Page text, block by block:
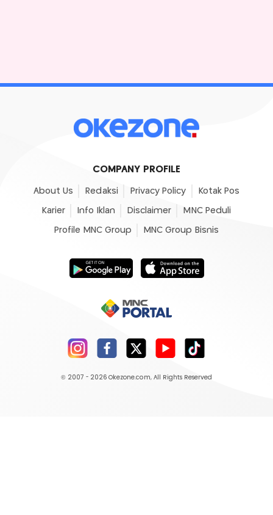
COMPANY PROFILE
About Us Redaksi Privacy Policy Kotak Pos
Karier Info Iklan Disclaimer MNC Peduli
Profile MNC Group MNC Group Bisnis
© 2007 - 2026 Okezone.com, All Rights Reserved